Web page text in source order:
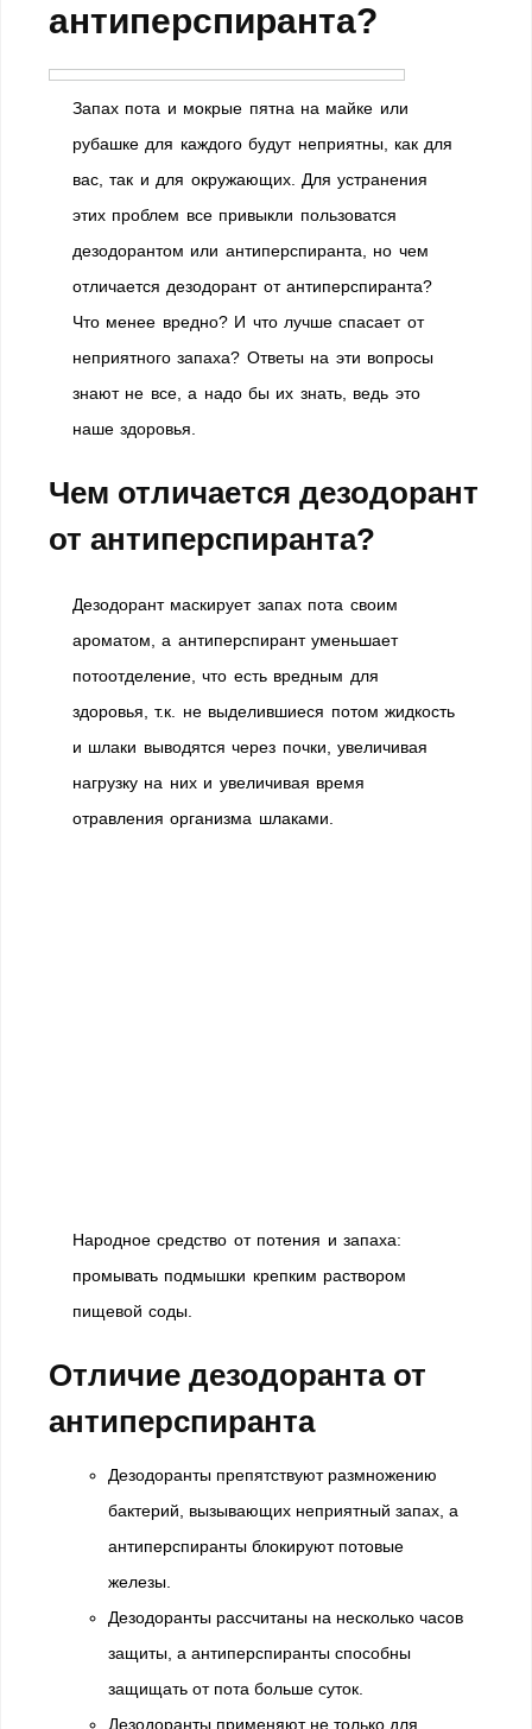
антиперспиранта?
Запах пота и мокрые пятна на майке или
рубашке для каждого будут неприятны, как для
вас, так и для окружающих. Для устранения
этих проблем все привыкли пользоватся
дезодорантом или антиперспиранта, но чем
отличается дезодорант от антиперспиранта?
Что менее вредно? И что лучше спасает от
неприятного запаха? Ответы на эти вопросы
знают не все, а надо бы их знать, ведь это
наше здоровья.
Чем отличается дезодорант
от антиперспиранта?
Дезодорант маскирует запах пота своим
ароматом, а антиперспирант уменьшает
потоотделение, что есть вредным для
здоровья, т.к. не выделившиеся потом жидкость
и шлаки выводятся через почки, увеличивая
нагрузку на них и увеличивая время
отравления организма шлаками.
Народное средство от потения и запаха:
промывать подмышки крепким раствором
пищевой соды.
Отличие дезодоранта от
антиперспиранта
Дезодоранты препятствуют размножению
бактерий, вызывающих неприятный запах, а
антиперспиранты блокируют потовые
железы.
Дезодоранты рассчитаны на несколько часов
защиты, а антиперспиранты способны
защищать от пота больше суток.
Дезодоранты применяют не только для